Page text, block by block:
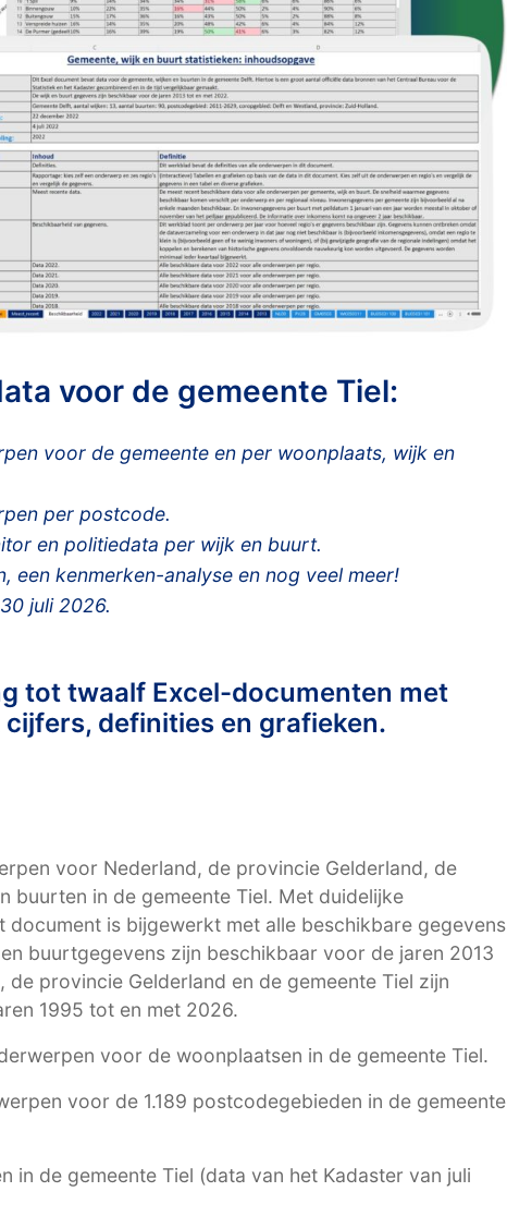
voor de gemeente Tiel:
voor de gemeente en per woonplaats, wijk en
per postcode.
en politiedata per wijk en buurt.
een kenmerken-analyse en nog veel meer!
juli 2026.
tot twaalf Excel-documenten met
definities en grafieken.
voor Nederland, de provincie Gelderland, de
buurten in de gemeente Tiel. Met duidelijke
is bijgewerkt met alle beschikbare gegevens
buurtgegevens zijn beschikbaar voor de jaren 2013
provincie Gelderland en de gemeente Tiel zijn
1995 tot en met 2026.
voor de woonplaatsen in de gemeente Tiel.
voor de 1.189 postcodegebieden in de gemeente
in de gemeente Tiel (data van het Kadaster van juli